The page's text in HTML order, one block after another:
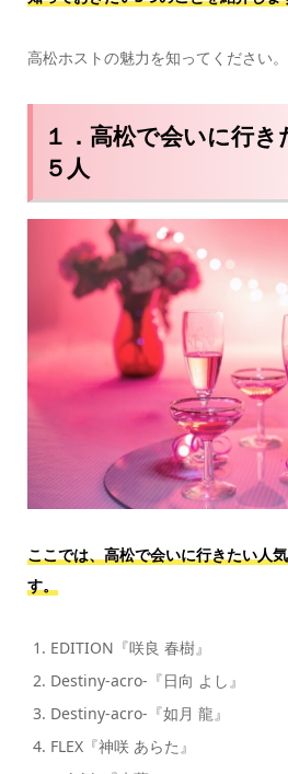
高松ホストの魅力を知ってください。
１．高松で会いに行き
５人
ここでは、高松で会いに行きたい人
す。
EDITION『咲良 春樹』
Destiny-acro-『日向 よし』
Destiny-acro-『如月 龍』
FLEX『神咲 あらた』